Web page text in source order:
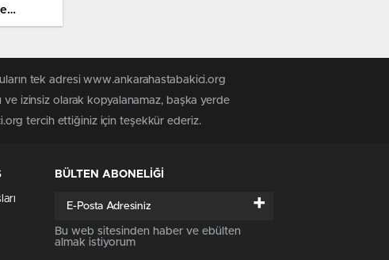
tek adresi www.ankarahastabakici.org
ve izinsiz olarak kopyalanamaz, başka yerde
tercih ettiğiniz için teşekkür ederiz.
BÜLTEN ABONELİĞİ
+
Bu web sitesinden haber ve ebülten
almak istiyorum